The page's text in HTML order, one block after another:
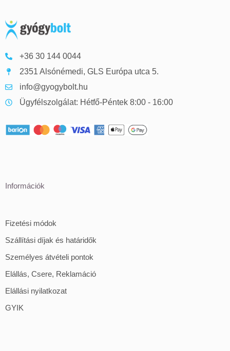
+36 30 144 0044
2351 Alsónémedi, GLS Európa utca 5.
info@gyogybolt.hu
Ügyfélszolgálat: Hétfő-Péntek 8:00 - 16:00
Információk
Fizetési módok
Szállítási díjak és határidők
Személyes átvételi pontok
Elállás, Csere, Reklamáció
Elállási nyilatkozat
GYIK